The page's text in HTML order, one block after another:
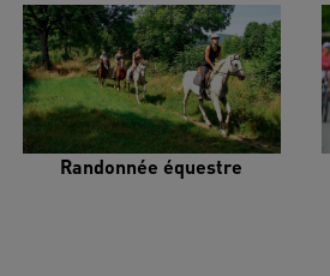
Randonnée équestre